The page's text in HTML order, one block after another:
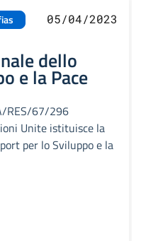
05/04/2023
dello
e la Pace
RES/67/296
Unite istituisce la
per lo Sviluppo e la